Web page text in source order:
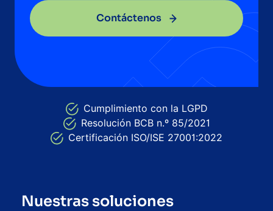
Contáctenos
Cumplimiento con la LGPD
Resolución BCB n.º 85/2021
Certificación ISO/ISE 27001:2022
Nuestras soluciones